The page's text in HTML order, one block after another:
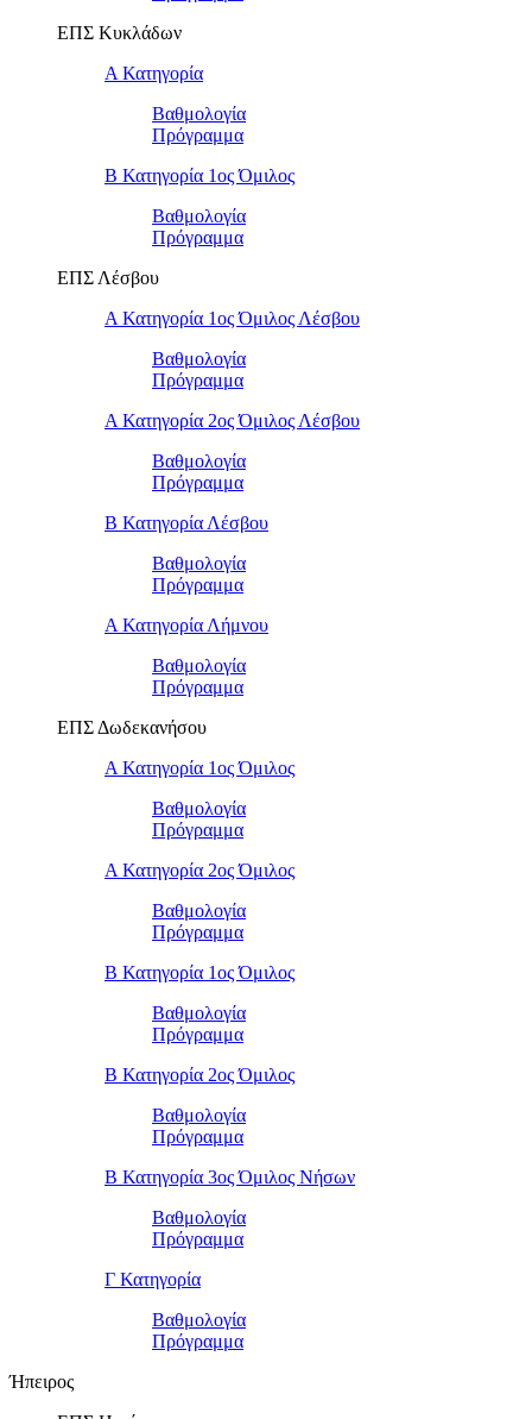
ΕΠΣ Κυκλάδων
Α Κατηγορία
Βαθμολογία
Πρόγραμμα
Β Κατηγορία 1ος Όμιλος
Βαθμολογία
Πρόγραμμα
ΕΠΣ Λέσβου
Α Κατηγορία 1ος Όμιλος Λέσβου
Βαθμολογία
Πρόγραμμα
Α Κατηγορία 2ος Όμιλος Λέσβου
Βαθμολογία
Πρόγραμμα
B Κατηγορία Λέσβου
Βαθμολογία
Πρόγραμμα
Α Κατηγορία Λήμνου
Βαθμολογία
Πρόγραμμα
ΕΠΣ Δωδεκανήσου
Α Κατηγορία 1ος Όμιλος
Βαθμολογία
Πρόγραμμα
Α Κατηγορία 2ος Όμιλος
Βαθμολογία
Πρόγραμμα
Β Κατηγορία 1ος Όμιλος
Βαθμολογία
Πρόγραμμα
Β Κατηγορία 2ος Όμιλος
Βαθμολογία
Πρόγραμμα
Β Κατηγορία 3ος Όμιλος Νήσων
Βαθμολογία
Πρόγραμμα
Γ Κατηγορία
Βαθμολογία
Πρόγραμμα
Ήπειρος